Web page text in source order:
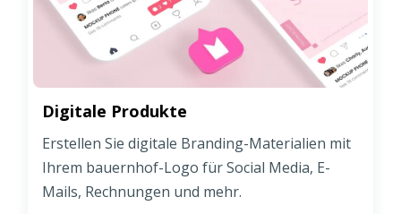
Digitale Produkte
Erstellen Sie digitale Branding-Materialien mit
Ihrem bauernhof-Logo für Social Media, E-
Mails, Rechnungen und mehr.